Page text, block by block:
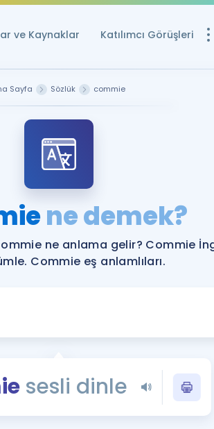
ve Kaynaklar Katılımcı Görüşleri
YDS ve YÖKDİL
Rehberlik Aracı
YDS ve YÖKDİL'e
Tüm ÖSYM
YDS - YÖKDİL
İngilizce Gramer
Sayfa Sözlük commie
ne demek?
ne anlama gelir? Commie
Commie eş anlamlıları.
sesli dinle